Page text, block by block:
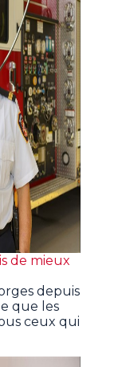
de mieux
depuis
que les
ceux qui